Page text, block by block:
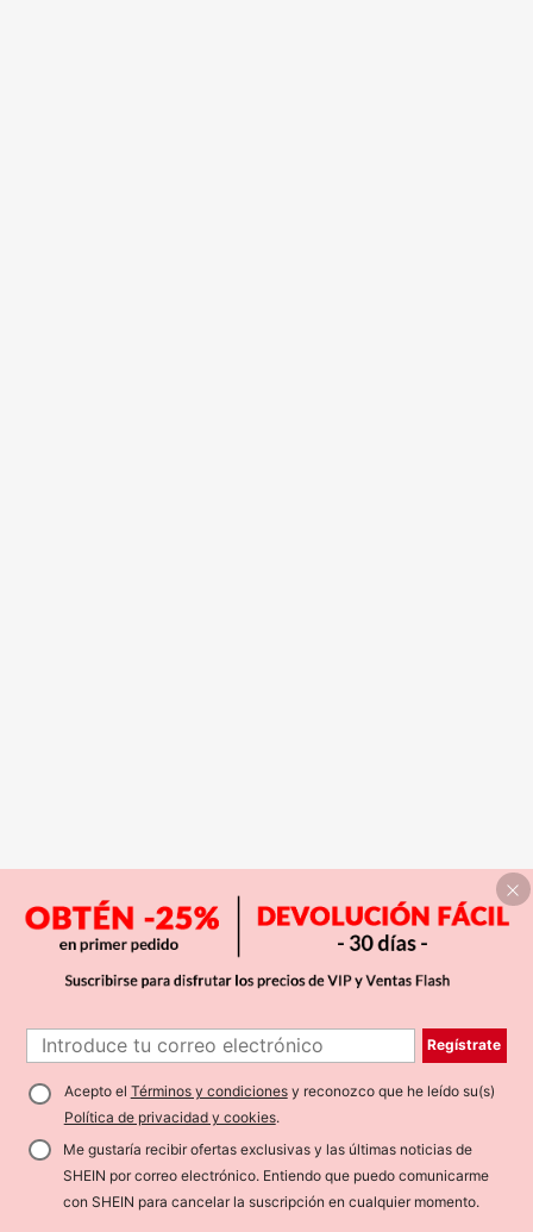
Regístrate
Acepto el Términos y condicionesy reconozco que he leído su(s)
Política de privacidad y cookies.
Me gustaría recibir ofertas exclusivas y las últimas noticias de
SHEIN por correo electrónico. Entiendo que puedo comunicarme
con SHEIN para cancelar la suscripción en cualquier momento.